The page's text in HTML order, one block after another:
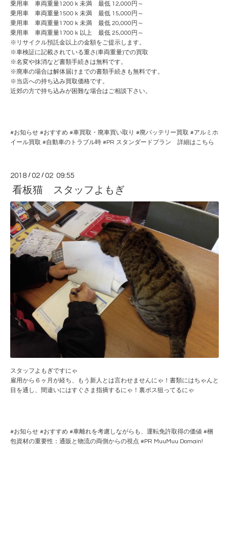
乗用車 車両重量1200ｋ未満 最低 12,000円～
乗用車 車両重量1500ｋ未満 最低 15,000円～
乗用車 車両重量1700ｋ未満 最低 20,000円～
乗用車 車両重量1700ｋ以上 最低 25,000円～
※リサイクル預託金以上の金額をご提示します。
※車検証に記載されている重さ(車両重量)での買取
※名変や抹消など書類手続きは無料です。
※廃車の場合は解体届けまでの書類手続きも無料です。
※当店への持ち込み買取価格です。
近郊の方で持ち込みが困難な場合はご相談下さい。
#お知らせ #おすすめ #車買取・廃車買い取り #廃バッテリー買取 #アルミホ
イール買取 #自動車のトラブル時 #PR スタンダードプラン 詳細はこちら
2018 /02 /02 09:55
看板猫 スタッフよもぎ
スタッフよもぎですにゃ
雇用から６ヶ月が経ち、もう新人とは言わせませんにゃ！書類にはちゃんと
目を通し、間違いにはすぐさま指摘するにゃ！裏ボス狙ってるにゃ
#お知らせ #おすすめ #車離れを考慮しながらも、運転免許取得の価値 #梱
包資材の重要性：通販と物流の両側からの視点 #PR MuuMuu Domain!